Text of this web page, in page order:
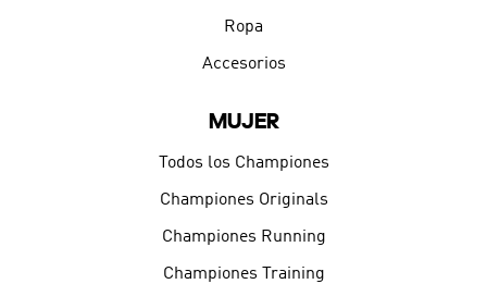
Ropa
Accesorios
MUJER
Todos los Championes
Championes Originals
Championes Running
Championes Training